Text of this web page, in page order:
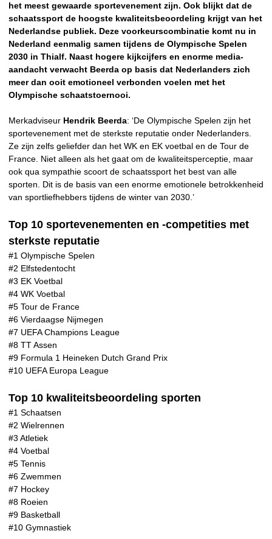
het meest gewaarde sportevenement zijn. Ook blijkt dat de
schaatssport de hoogste kwaliteitsbeoordeling krijgt van het
Nederlandse publiek. Deze voorkeurscombinatie komt nu in
Nederland eenmalig samen tijdens de Olympische Spelen
2030 in Thialf. Naast hogere kijkcijfers en enorme media-
aandacht verwacht Beerda op basis dat Nederlanders zich
meer dan ooit emotioneel verbonden voelen met het
Olympische schaatstoernooi.
Merkadviseur Hendrik Beerda: ‘De Olympische Spelen zijn het
sportevenement met de sterkste reputatie onder Nederlanders.
Ze zijn zelfs geliefder dan het WK en EK voetbal en de Tour de
France. Niet alleen als het gaat om de kwaliteitsperceptie, maar
ook qua sympathie scoort de schaatssport het best van alle
sporten. Dit is de basis van een enorme emotionele betrokkenheid
van sportliefhebbers tijdens de winter van 2030.’
Top 10 sportevenementen en -competities met
sterkste reputatie
#1 Olympische Spelen
#2 Elfstedentocht
#3 EK Voetbal
#4 WK Voetbal
#5 Tour de France
#6 Vierdaagse Nijmegen
#7 UEFA Champions League
#8 TT Assen
#9 Formula 1 Heineken Dutch Grand Prix
#10 UEFA Europa League
Top 10 kwaliteitsbeoordeling sporten
#1 Schaatsen
#2 Wielrennen
#3 Atletiek
#4 Voetbal
#5 Tennis
#6 Zwemmen
#7 Hockey
#8 Roeien
#9 Basketball
#10 Gymnastiek